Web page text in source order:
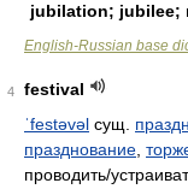
jubilation; jubilee;
English-Russian base
4
festival
ˈfestəvəl сущ.
празднование
проводить/